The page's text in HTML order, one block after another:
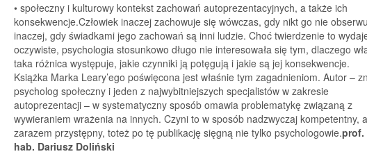
• społeczny i kulturowy kontekst zachowań autoprezentacyjnych, a także ich
konsekwencje.Człowiek inaczej zachowuje się wówczas, gdy nikt go nie
inaczej, gdy świadkami jego zachowań są inni ludzie. Choć twierdzenie to
oczywiste, psychologia stosunkowo długo nie interesowała się tym, dlaczego
taka różnica występuje, jakie czynniki ją potęgują i jakie są jej konsekwencje.
Książka Marka Leary’ego poświęcona jest właśnie tym zagadnieniom. Autor –
psycholog społeczny i jeden z najwybitniejszych specjalistów w zakresie
autoprezentacji – w systematyczny sposób omawia problematykę związaną z
wywieraniem wrażenia na innych. Czyni to w sposób nadzwyczaj kompetentny, a
zarazem przystępny, toteż po tę publikację sięgną nie tylko psychologowie.prof.
hab. Dariusz Doliński